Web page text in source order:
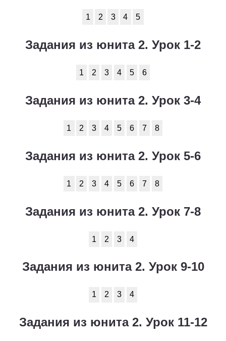
1 2 3 4 5
Задания из юнита 2. Урок 1-2
1 2 3 4 5 6
Задания из юнита 2. Урок 3-4
1 2 3 4 5 6 7 8
Задания из юнита 2. Урок 5-6
1 2 3 4 5 6 7 8
Задания из юнита 2. Урок 7-8
1 2 3 4
Задания из юнита 2. Урок 9-10
1 2 3 4
Задания из юнита 2. Урок 11-12